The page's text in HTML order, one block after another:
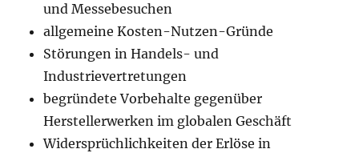
und Messebesuchen
allgemeine Kosten-Nutzen-Gründe
Störungen in Handels- und
Industrievertretungen
begründete Vorbehalte gegenüber
Herstellerwerken im globalen Geschäft
Widersprüchlichkeiten der Erlöse in